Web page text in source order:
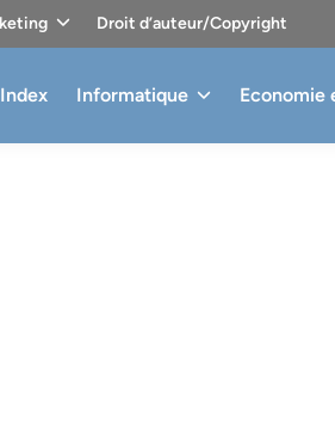
Droit d’auteur/Copyright
Index Informatique Economie